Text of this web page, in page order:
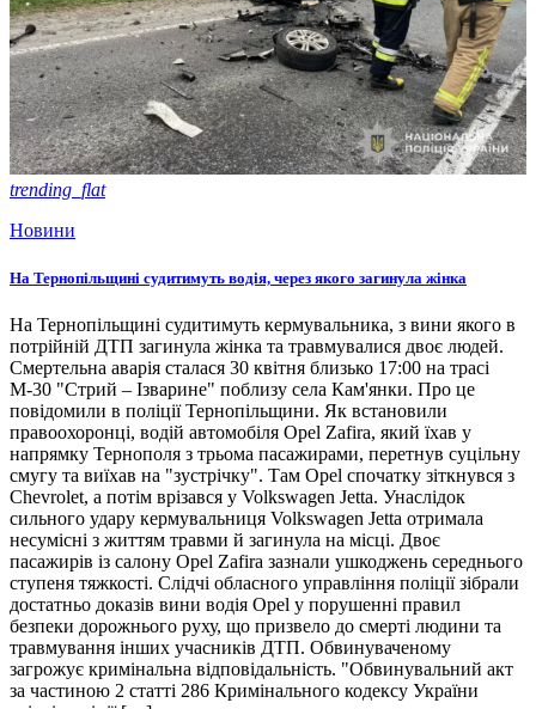
trending_flat
Новини
На Тернопільщині судитимуть водія, через якого загинула жінка
На Тернопільщині судитимуть кермувальника, з вини якого в
потрійній ДТП загинула жінка та травмувалися двоє людей.
Смертельна аварія сталася 30 квітня близько 17:00 на трасі
М-30 "Стрий – Ізварине" поблизу села Кам'янки. Про це
повідомили в поліції Тернопільщини. Як встановили
правоохоронці, водій автомобіля Opel Zafira, який їхав у
напрямку Тернополя з трьома пасажирами, перетнув суцільну
смугу та виїхав на "зустрічку". Там Opel спочатку зіткнувся з
Chevrolet, а потім врізався у Volkswagen Jetta. Унаслідок
сильного удару кермувальниця Volkswagen Jetta отримала
несумісні з життям травми й загинула на місці. Двоє
пасажирів із салону Opel Zafira зазнали ушкоджень середнього
ступеня тяжкості. Слідчі обласного управління поліції зібрали
достатньо доказів вини водія Opel у порушенні правил
безпеки дорожнього руху, що призвело до смерті людини та
травмування інших учасників ДТП. Обвинуваченому
загрожує кримінальна відповідальність. "Обвинувальний акт
за частиною 2 статті 286 Кримінального кодексу України